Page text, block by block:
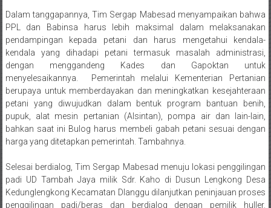
pendampingan kepada petani dan harus mengetahui kendala-
kendala yang dihadapi petani termasuk masalah administrasi,
dengan menggandeng Kades dan Gapoktan untuk
menyelesaikannya. Pemerintah melalui Kementerian Pertanian
berupaya untuk memberdayakan dan meningkatkan kesejahteraan
petani yang diwujudkan dalam bentuk program bantuan benih,
pupuk, alat mesin pertanian (Alsintan), pompa air dan lain-lain,
bahkan saat ini Bulog harus membeli gabah petani sesuai dengan
harga yang ditetapkan pemerintah. Tambahnya.
Selesai berdialog, Tim Sergap Mabesad menuju lokasi penggilingan
Kedunglengkong Kecamatan Dlanggu dilanjutkan peninjauan proses
penggilingan padi/beras dan berdialog dengan pemilik huller.
Selanjutnya Tim Sergap melakukan panen padi di lokasi panen
Dusun Tangunan Desa Tangunan Kecamatan Puri dan disambut